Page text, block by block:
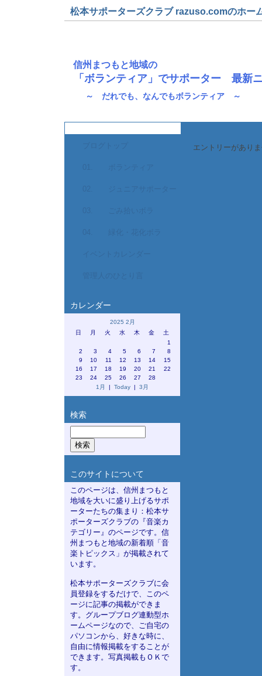
松本サポーターズクラブ razuso.comのホー
信州まつもと地域の
「ボランティア」でサポーター 最
～ だれでも、なんでもボランティア ～
カレンダー
2025 2月
日
月 火 水 木 金
土
1
2
3 4 5 6 7
8
9
10 11 12 13 14
15
16
17 18 19 20 21
22
23
24 25 26 27
28
1月
| Today | 3月
検索
このサイトについて
このページは、信州まつもと
地域を大いに盛り上げるサポ
ーターたちの集まり：松本サ
ポーターズクラブの『音楽カ
テゴリー』のページです。信
州まつもと地域の新着順「音
楽トピックス」が掲載されて
います。
松本サポーターズクラブに会
員登録をするだけで、このペ
ージに記事の掲載ができま
す。グループブログ連動型ホ
ームページなので、ご自宅の
パソコンから、好きな時に、
自由に情報掲載をすることが
できます。写真掲載もＯＫで
す。
エントリーがあり